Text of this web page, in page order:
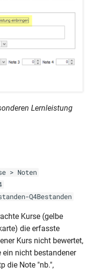
Lernleistung
> Noten
Q4Bestanden
Kurse (gelbe
die erfasste
Kurs nicht bewertet,
ein nicht bestandener
die Note "nb.",